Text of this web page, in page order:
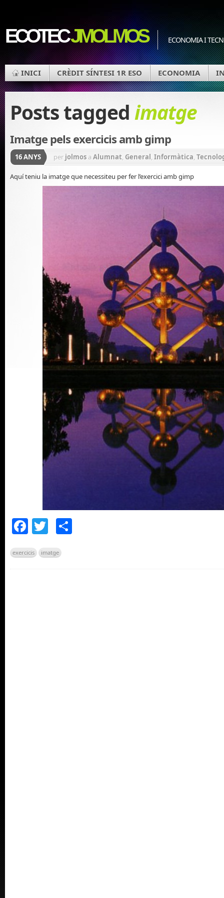
ECOTECJMOLMOS ECONOMIA I
INICI CRÈDIT SÍNTESI 1R ESO ECONOMIA
Posts tagged imatge
Imatge pels exercicis amb gimp
16 ANYS per jolmos a Alumnat, General, Informàtica,
Aquí teniu la imatge que necessiteu per fer l’exercici amb gimp
Facebook
Twitter
exercicis imatge